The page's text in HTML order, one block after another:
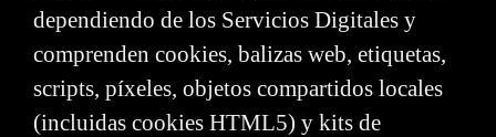
dependiendo de los Servicios Digitales y
comprenden cookies, balizas web, etiquetas,
scripts, píxeles, objetos compartidos locales
(incluidas cookies HTML5) y kits de